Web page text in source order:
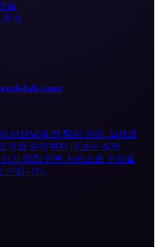
습
분석
선생님과 한 팀이 되어, 실제로
직접 수익까지 내보는 실전
가 직접 만든 서비스로 수익을
만듭니다.